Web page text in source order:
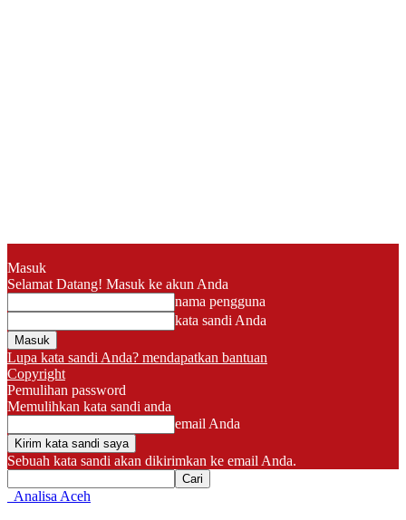
Masuk
Selamat Datang! Masuk ke akun Anda
nama pengguna
kata sandi Anda
Lupa kata sandi Anda? mendapatkan bantuan
Copyright
Pemulihan password
Memulihkan kata sandi anda
email Anda
Sebuah kata sandi akan dikirimkan ke email Anda.
Analisa Aceh